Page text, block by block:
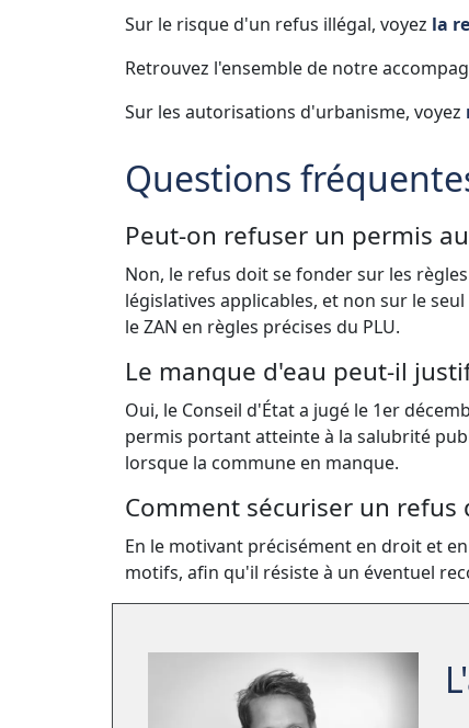
Sur le risque d'un refus illégal, voyez la
Retrouvez l'ensemble de notre
Sur les autorisations d'urbanisme, voyez
Questions
Peut-on refuser un permis
Non, le refus doit se fonder sur les
législatives applicables, et non sur le
le ZAN en règles précises du PLU.
Le manque d'eau peut-il
Oui, le Conseil d'État a jugé le 1er
permis portant atteinte à la salubrité
lorsque la commune en manque.
Comment sécuriser un refus
En le motivant précisément en droit et
motifs, afin qu'il résiste à un éventuel